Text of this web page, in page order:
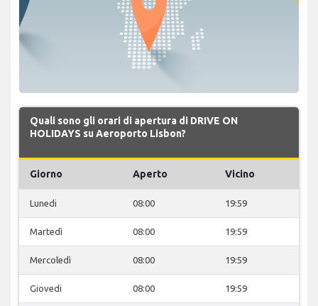
Quali sono gli orari di apertura di DRIVE ON
HOLIDAYS su Aeroporto Lisbon?
Giorno Aperto Vicino
Lunedi 08:00 19:59
Martedì 08:00 19:59
Mercoledì 08:00 19:59
Giovedi 08:00 19:59